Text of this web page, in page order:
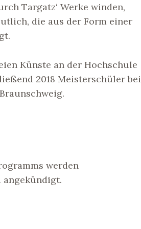
Targatz‘ Werke winden,
die aus der Form einer
Künste an der Hochschule
2018 Meisterschüler bei
werden
angekündigt.